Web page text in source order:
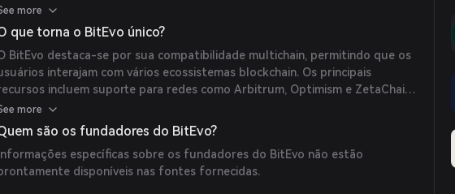
e serviços versáteis.
more
que torna o BitEvo único?
BitEvo destaca-se por sua compatibilidade multichain, permitindo que os
interajam com vários ecossistemas blockchain. Os principais
incluem suporte para redes como Arbitrum, Optimism e ZetaChain,
uma ampla gama de casos de uso.
more
são os fundadores do BitEvo?
Informações específicas sobre os fundadores do BitEvo não estão
disponíveis nas fontes fornecidas.